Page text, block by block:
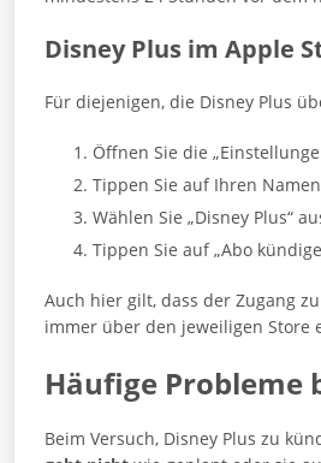
Disney Plus im Apple
Für diejenigen, die Disney Plus
Öffnen Sie die
Tippen Sie auf Ihren
Wählen Sie „Disney Plus“
Tippen Sie auf „Abo
Auch hier gilt, dass der Zugang
immer über den jeweiligen Store
Häufige Probleme
Beim Versuch, Disney Plus zu